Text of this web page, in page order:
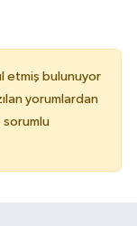
etmiş bulunuyor
yorumlardan
sorumlu